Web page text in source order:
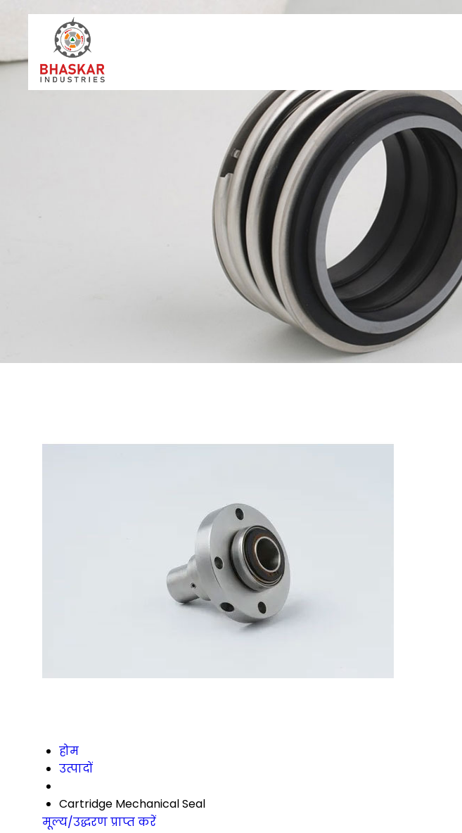
होम
उत्पादों
Cartridge Mechanical Seal
मूल्य/उद्धरण प्राप्त करें